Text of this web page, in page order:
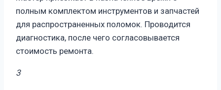
полным комплектом инструментов и запчастей
для распространенных поломок. Проводится
диагностика, после чего согласовывается
стоимость ремонта.
3